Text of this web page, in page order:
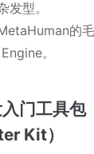
发型。
的
。
门工具包
Kit）